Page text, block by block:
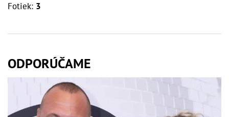
Fotiek: 3
ODPORÚČAME